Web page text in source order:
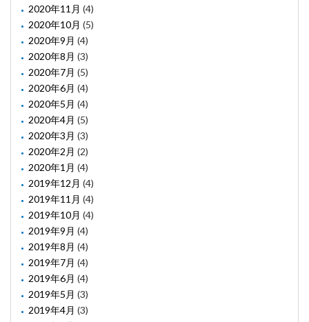
2020年11月 (4)
2020年10月 (5)
2020年9月 (4)
2020年8月 (3)
2020年7月 (5)
2020年6月 (4)
2020年5月 (4)
2020年4月 (5)
2020年3月 (3)
2020年2月 (2)
2020年1月 (4)
2019年12月 (4)
2019年11月 (4)
2019年10月 (4)
2019年9月 (4)
2019年8月 (4)
2019年7月 (4)
2019年6月 (4)
2019年5月 (3)
2019年4月 (3)